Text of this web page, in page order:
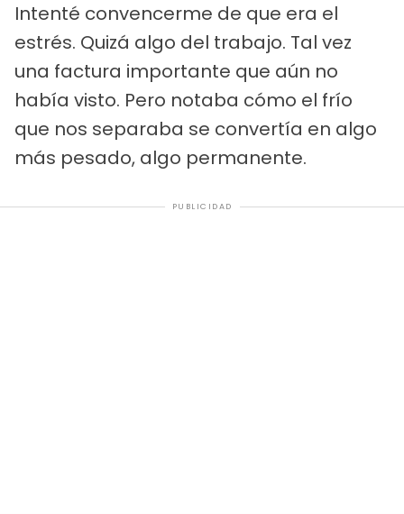
Intenté convencerme de que era el
estrés. Quizá algo del trabajo. Tal vez
una factura importante que aún no
había visto. Pero notaba cómo el frío
que nos separaba se convertía en algo
más pesado, algo permanente.
PUBLICIDAD